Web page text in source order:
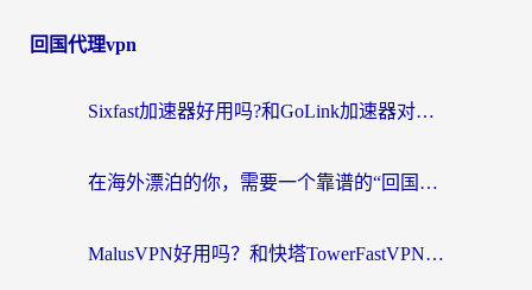
回国代理vpn
Sixfast加速器好用吗?和GoLink加速器对比哪个回国效果更好?海外党亲测实用指南
在海外漂泊的你，需要一个靠谱的“回国机场”
MalusVPN好用吗？和快塔TowerFastVPN对比哪个回国效果更好？海外党亲测实用指南